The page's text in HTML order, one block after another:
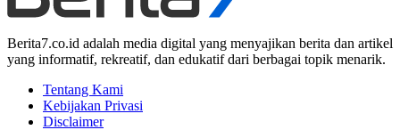
Berita7.co.id adalah media digital yang menyajikan berita dan artikel
yang informatif, rekreatif, dan edukatif dari berbagai topik menarik.
Tentang Kami
Kebijakan Privasi
Disclaimer